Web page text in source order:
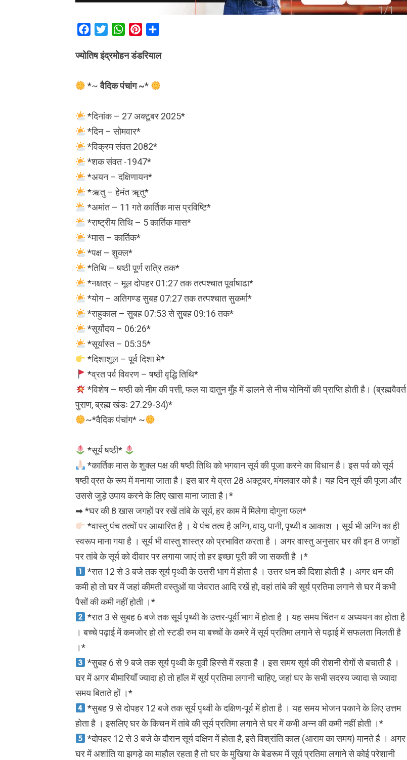
Facebook
TwitterWhatsAppPinterest
ज्योतिष इंद्रमोहन डंडरियाल
*~वैदिक पंचांग ~*
*दिनांक – 27 अक्टूबर 2025*
*दिन – सोमवार*
*विक्रम संवत 2082*
*शक संवत -1947*
*अयन – दक्षिणायन*
*ऋतु – हेमंत ॠतु*
*अमांत – 11 गते कार्तिक मास प्रविष्टि*
*राष्ट्रीय तिथि – 5 कार्तिक मास*
*मास – कार्तिक*
*पक्ष – शुक्ल*
*तिथि – षष्ठी पूर्ण रात्रि तक*
*नक्षत्र – मूल दोपहर 01:27 तक तत्पश्चात पूर्वाषाढा*
*योग – अतिगण्ड सुबह 07:27 तक तत्पश्चात सुकर्मा*
*राहुकाल – सुबह 07:53 से सुबह 09:16 तक*
*सूर्योदय – 06:26*
*सूर्यास्त – 05:35*
*दिशाशूल – पूर्व दिशा मे*
*व्रत पर्व विवरण – षष्ठी वृद्धि तिथि*
*विशेष – षष्ठी को नीम की पत्ती, फल या दातुन मुँह में डालने से नीच योनियों की प्राप्ति होती है। (ब्रह्मवैवर्त
पुराण, ब्रह्म खंडः 27.29-34)*
~*वैदिक पंचांग* ~
*सूर्य षष्ठी*
*कार्तिक मास के शुक्ल पक्ष की षष्ठी तिथि को भगवान सूर्य की पूजा करने का विधान है। इस पर्व को सूर्य
षष्ठी व्रत के रूप में मनाया जाता है। इस बार ये व्रत 28 अक्टूबर, मंगलवार को है। यह दिन सूर्य की पूजा और
उससे जुड़े उपाय करने के लिए खास माना जाता है।*
➡ *घर की 8 खास जगहों पर रखें तांबे के सूर्य, हर काम में मिलेगा दोगुना फल*
*वास्तु पंच तत्वों पर आधारित है । ये पंच तत्व है अग्नि, वायु, पानी, पृथ्वी व आकाश । सूर्य भी अग्नि का ही
स्वरूप माना गया है । सूर्य भी वास्तु शास्त्र को प्रभावित करता है । अगर वास्तु अनुसार घर की इन 8 जगहों
पर तांबे के सूर्य को दीवार पर लगाया जाएं तो हर इच्छा पूरी की जा सकती है ।*
*रात 12 से 3 बजे तक सूर्य पृथ्वी के उत्तरी भाग में होता है । उत्तर धन की दिशा होती है । अगर धन की
कमी हो तो घर में जहां कीमती वस्तुओं या जेवरात आदि रखें हो, वहां तांबे की सूर्य प्रतिमा लगाने से घर में कभी
पैसों की कमी नहीं होती ।*
*रात 3 से सुबह 6 बजे तक सूर्य पृथ्वी के उत्तर-पूर्वी भाग में होता है । यह समय चिंतन व अध्ययन का होता है
। बच्चे पढ़ाई में कमजोर हो तो स्टडी रुम या बच्चों के कमरे में सूर्य प्रतिमा लगाने से पढ़ाई में सफलता मिलती है
।*
*सुबह 6 से 9 बजे तक सूर्य पृथ्वी के पूर्वी हिस्से में रहता है । इस समय सूर्य की रोशनी रोगों से बचाती है ।
घर में अगर बीमारियाँ ज्यादा हो तो हाॅल में सूर्य प्रतिमा लगानी चाहिए, जहां घर के सभी सदस्य ज्यादा से ज्यादा
समय बिताते हों ।*
*सुबह 9 से दोपहर 12 बजे तक सूर्य पृथ्वी के दक्षिण-पूर्व में होता है । यह समय भोजन पकाने के लिए उत्तम
होता है । इसलिए घर के किचन में तांबे की सूर्य प्रतिमा लगाने से घर में कभी अन्न की कमी नहीं होती ।*
*दोपहर 12 से 3 बजे के दौरान सूर्य दक्षिण में होता है, इसे विश्रांति काल (आराम का समय) मानते है । अगर
घर में अशांति या झगड़े का माहौल रहता है तो घर के मुखिया के बेडरूम में सूर्य प्रतिमा लगाने से कोई परेशानी